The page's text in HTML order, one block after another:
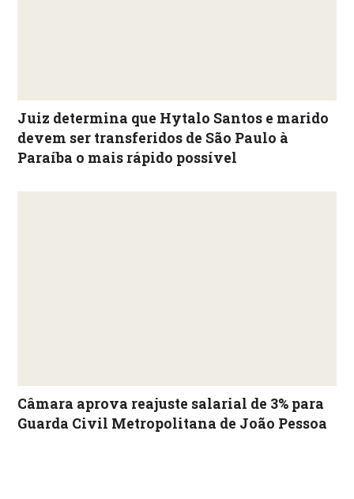
Juiz determina que Hytalo Santos e marido
devem ser transferidos de São Paulo à
Paraíba o mais rápido possível
Câmara aprova reajuste salarial de 3% para
Guarda Civil Metropolitana de João Pessoa